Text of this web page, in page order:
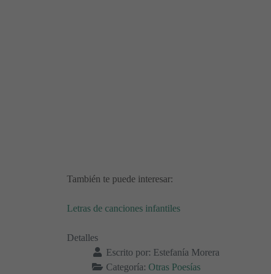
También te puede interesar:
Letras de canciones infantiles
Detalles
Escrito por: Estefanía Morera
Categoría: Otras Poesías